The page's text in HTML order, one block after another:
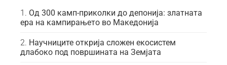
Од 300 камп-приколки до депонија: златната
ера на кампирањето во Македонија
Научниците открија сложен екосистем
длабоко под површината на Земјата